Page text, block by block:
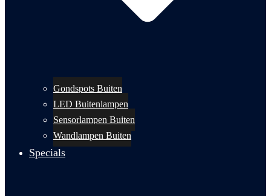
Gondspots Buiten
LED Buitenlampen
Sensorlampen Buiten
Wandlampen Buiten
Specials